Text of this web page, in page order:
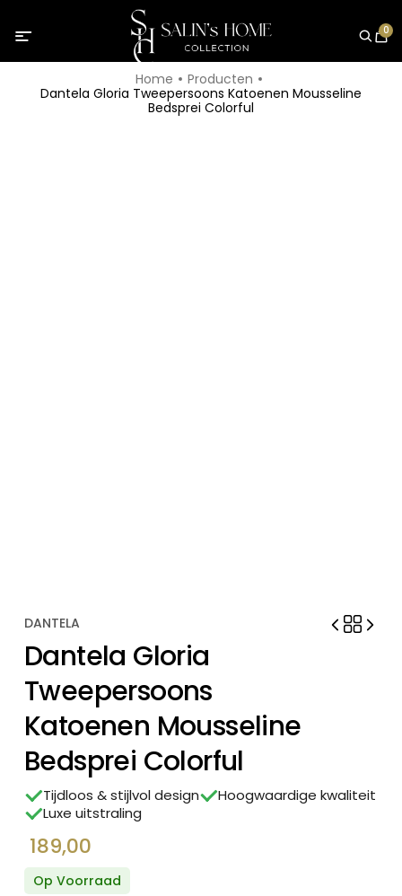
0
Home
Producten
Dantela Gloria Tweepersoons Katoenen Mousseline
Bedsprei Colorful
DANTELA
Dantela Gloria
Tweepersoons
Katoenen Mousseline
Bedsprei Colorful
Tijdloos & stijlvol design
Hoogwaardige kwaliteit
Luxe uitstraling
189,00
Op Voorraad